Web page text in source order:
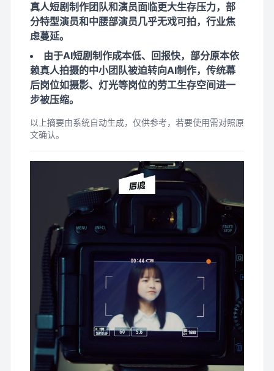
真人短剧制作团队和演员面临更大生存压力，部
分特型演员和中腰部演员几乎无戏可拍，行业焦
虑蔓延。
由于AI短剧制作成本低、回报快，部分原本依
赖真人拍摄的中小团队被迫转向AI制作，传统幕
后岗位如摄影、灯光等岗位的劳工生存空间进一
步被压缩。
以上摘要由系统自动生成，仅供参考，若要使用需对照原
文确认。